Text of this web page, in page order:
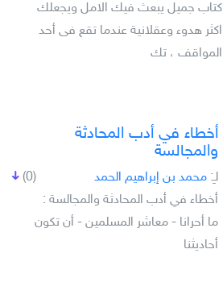
كتاب جميل يبعث فيك الامل ويجعلك
اكثر هدوء وعقلانية عندما تقع فى أحد
المواقف ، تك
أخطاء في أدب المحادثة
والمجالسة
(0) لـِ: محمد بن إبراهيم الحمد
أخطاء في أدب المحادثة والمجالسة :
ما أحرانا - معاشر المسلمين - أن تكون
أحاديثنا